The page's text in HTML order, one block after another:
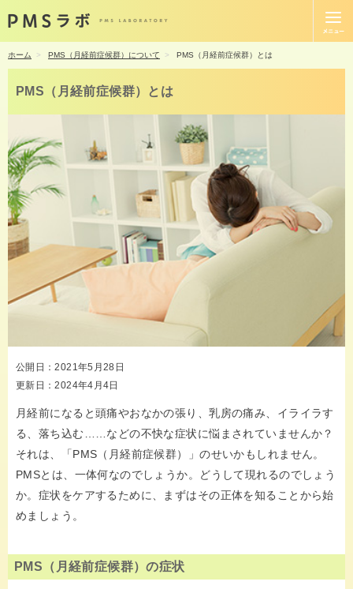
ホーム PMS（月経前症候群）について PMS（月経前症候群）とは
PMS（月経前症候群）とは
公開日：2021年5月28日
更新日：2024年4月4日
月経前になると頭痛やおなかの張り、乳房の痛み、イライラす
る、落ち込む……などの不快な症状に悩まされていませんか？
それは、「PMS（月経前症候群）」のせいかもしれません。
PMSとは、一体何なのでしょうか。どうして現れるのでしょう
か。症状をケアするために、まずはその正体を知ることから始
めましょう。
PMS（月経前症候群）の症状